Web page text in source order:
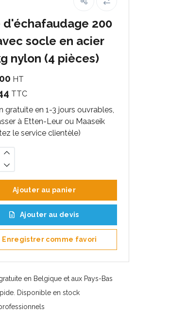
d'échafaudage 200
socle en acier
nylon (4 pièces)
HT
TTC
gratuite en 1-3 jours ouvrables,
à Etten-Leur ou Maaseik
le service clientèle)
Ajouter au panier
Ajouter au devis
Enregistrer comme favori
en Belgique et aux Pays-Bas
Disponible en stock